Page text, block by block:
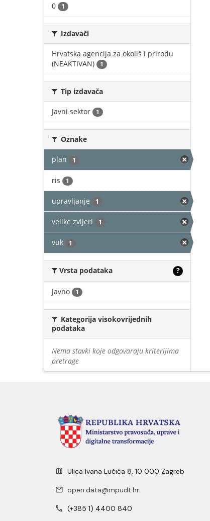
0 1
Izdavači
Hrvatska agencija za okoliš i prirodu
(NEAKTIVAN)
1
Tip izdavača
Javni sektor 1
Oznake
plan 1
ris 1
upravljanje 1
velike zvijeri 1
vuk 1
Vrsta podataka ?
Javno 1
Kategorija visokovrijednih
podataka
Nema stavki koje odgovaraju kriterijima
pretrage